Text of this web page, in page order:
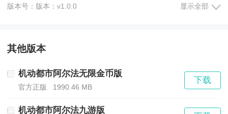
3.各种机甲角色可以免费使用，并且游戏中有大量武器
4.全新的射击概念，丰富的武器搭配以及功能各异的炫
酷机甲，定制一套专属于您的格斗方法和格律。
《机动都市阿尔法国际服》游戏亮点：
版本号：版本：v1.0.0 显示全部
其他版本
机动都市阿尔法无限金币版
官方正版 1990.46 MB
下载
机动都市阿尔法九游版